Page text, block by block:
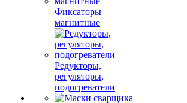
Фиксаторы
магнитные
Редукторы,
регуляторы,
подогреватели